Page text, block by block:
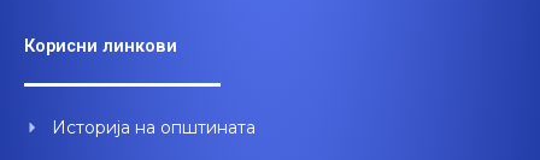
b
o
k
u
b
e
d
n
Корисни линкови
Историја на општината